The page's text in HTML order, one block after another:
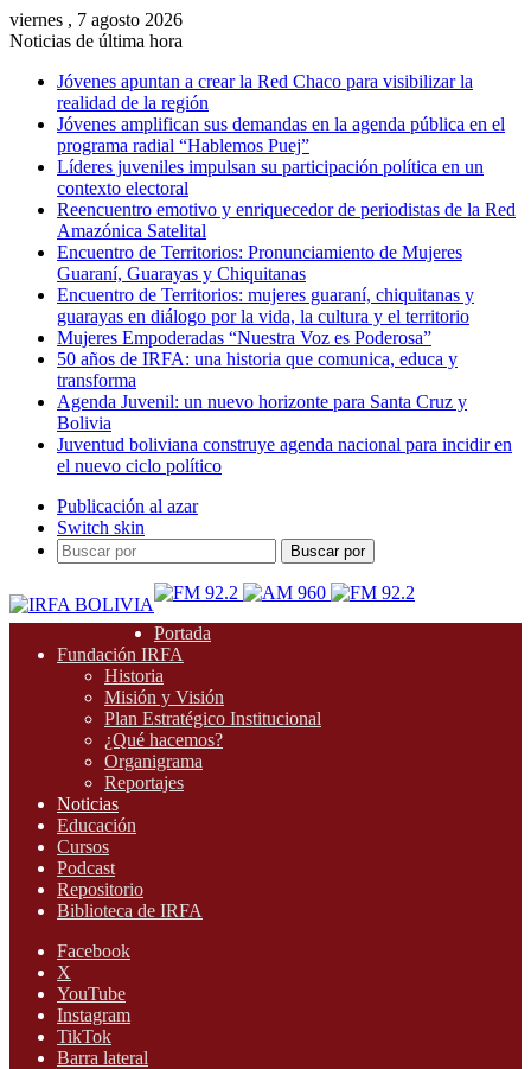
viernes , 7 agosto 2026
Noticias de última hora
Jóvenes apuntan a crear la Red Chaco para visibilizar la
realidad de la región
Jóvenes amplifican sus demandas en la agenda pública en el
programa radial “Hablemos Puej”
Líderes juveniles impulsan su participación política en un
contexto electoral
Reencuentro emotivo y enriquecedor de periodistas de la Red
Amazónica Satelital
Encuentro de Territorios: Pronunciamiento de Mujeres
Guaraní, Guarayas y Chiquitanas
Encuentro de Territorios: mujeres guaraní, chiquitanas y
guarayas en diálogo por la vida, la cultura y el territorio
Mujeres Empoderadas “Nuestra Voz es Poderosa”
50 años de IRFA: una historia que comunica, educa y
transforma
Agenda Juvenil: un nuevo horizonte para Santa Cruz y
Bolivia
Juventud boliviana construye agenda nacional para incidir en
el nuevo ciclo político
Publicación al azar
Switch skin
Buscar por
Portada
Fundación IRFA
Historia
Misión y Visión
Plan Estratégico Institucional
¿Qué hacemos?
Organigrama
Reportajes
Noticias
Educación
Cursos
Podcast
Repositorio
Biblioteca de IRFA
Facebook
X
YouTube
Instagram
TikTok
Barra lateral